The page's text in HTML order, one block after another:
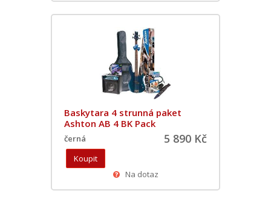
Baskytara 4 strunná paket
Ashton AB 4 BK Pack
černá 5 890 Kč
Na dotaz